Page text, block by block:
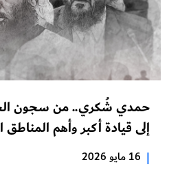
حمدي شُكري.. من سجون
إلى قيادة أكبر وأهم
| 16 مايو 2026